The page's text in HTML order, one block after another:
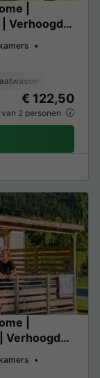
|
Verhoogd
€ 122,50
2 personen
|
Verhoogd